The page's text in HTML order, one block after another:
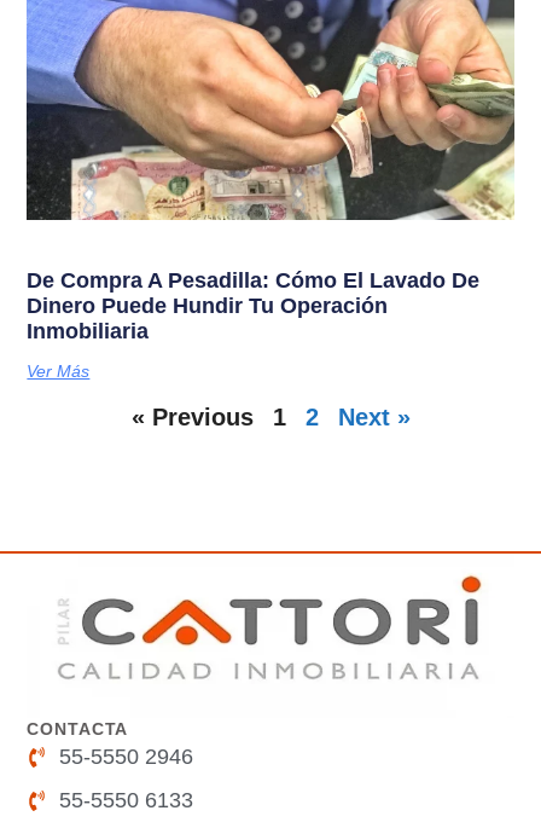
De Compra A Pesadilla: Cómo El Lavado De
Dinero Puede Hundir Tu Operación
Inmobiliaria
Ver Más
« Previous 1 2 Next »
CONTACTA
55-5550 2946
55-5550 6133